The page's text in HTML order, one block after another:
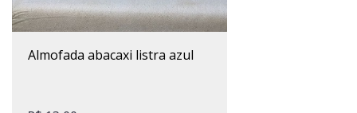
almofada abacaxi listra azul